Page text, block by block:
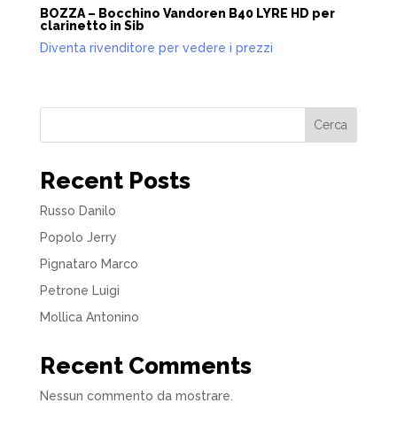
BOZZA – Bocchino Vandoren B40 LYRE HD per
clarinetto in Sib
Diventa rivenditore per vedere i prezzi
Cerca
Recent Posts
Russo Danilo
Popolo Jerry
Pignataro Marco
Petrone Luigi
Mollica Antonino
Recent Comments
Nessun commento da mostrare.